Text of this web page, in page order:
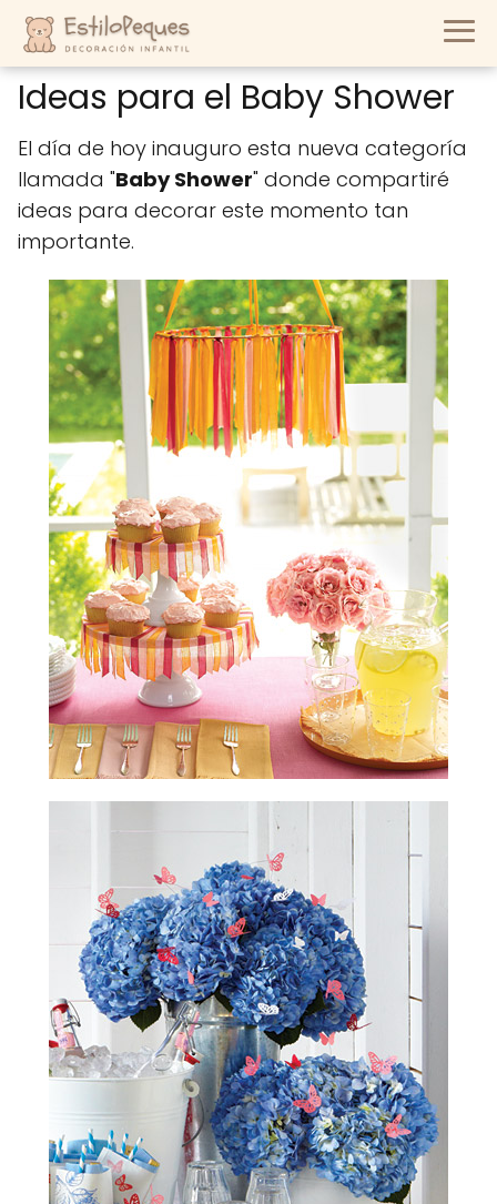
Ideas para el Baby Shower
El día de hoy inauguro esta nueva categoría
llamada "Baby Shower" donde compartiré
ideas para decorar este momento tan
importante.